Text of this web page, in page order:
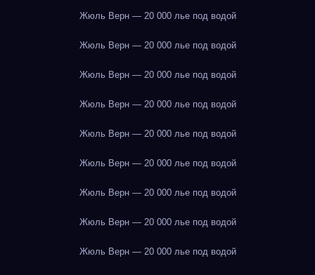
Жюль Верн — 20 000 лье под водой
Жюль Верн — 20 000 лье под водой
Жюль Верн — 20 000 лье под водой
Жюль Верн — 20 000 лье под водой
Жюль Верн — 20 000 лье под водой
Жюль Верн — 20 000 лье под водой
Жюль Верн — 20 000 лье под водой
Жюль Верн — 20 000 лье под водой
Жюль Верн — 20 000 лье под водой